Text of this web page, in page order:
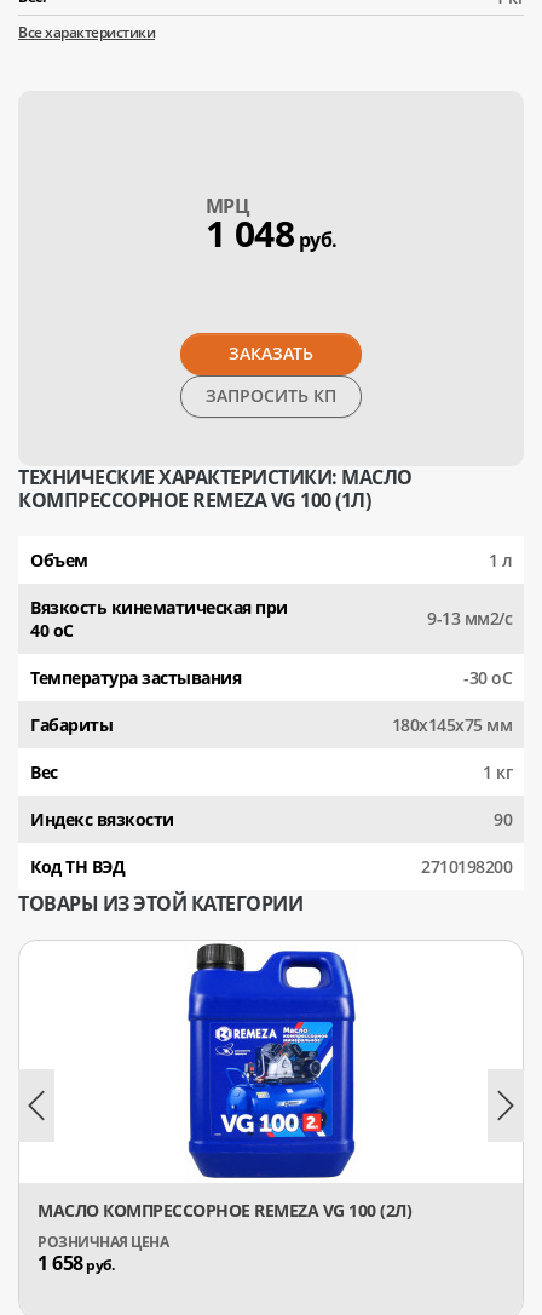
Все характеристики
МPЦ
1 048 руб.
ЗАКАЗАТЬ
ЗАПРОСИТЬ КП
ТЕХНИЧЕСКИЕ ХАРАКТЕРИСТИКИ: МАСЛО
КОМПРЕССОРНОЕ REMEZA VG 100 (1Л)
Объем 1 л
Вязкость кинематическая при
40 оС
9-13 мм2/с
Температура застывания -30 оС
Габариты 180x145x75 мм
Вес 1 кг
Индекс вязкости 90
Код ТН ВЭД 2710198200
ТОВАРЫ ИЗ ЭТОЙ КАТЕГОРИИ
МАСЛО КОМПРЕССОРНОЕ REMEZA VG 100 (2Л)
1 658руб.